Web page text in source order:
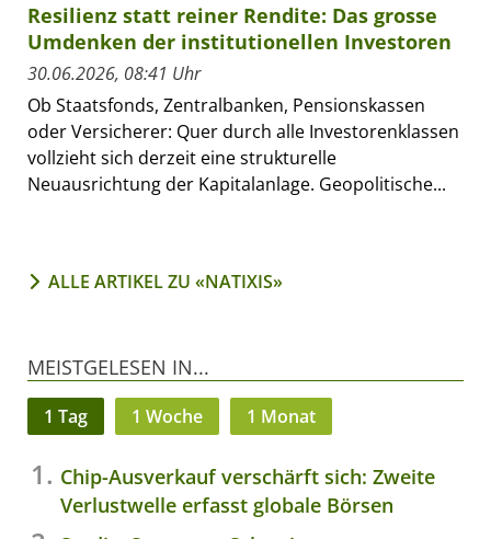
Resilienz statt reiner Rendite: Das grosse
Umdenken der institutionellen Investoren
30.06.2026, 08:41 Uhr
Ob Staatsfonds, Zentralbanken, Pensionskassen
oder Versicherer: Quer durch alle Investorenklassen
vollzieht sich derzeit eine strukturelle
Neuausrichtung der Kapitalanlage. Geopolitische...
ALLE ARTIKEL ZU «NATIXIS»
MEISTGELESEN IN...
1 Tag 1 Woche 1 Monat
Chip-Ausverkauf verschärft sich: Zweite
Verlustwelle erfasst globale Börsen